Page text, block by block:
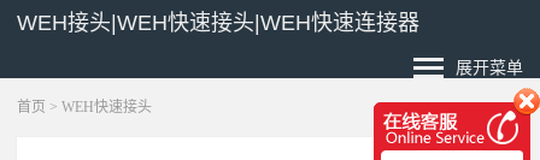
WEH接头|WEH快速接头|WEH快速连接器
展开菜单
首页 > WEH快速接头